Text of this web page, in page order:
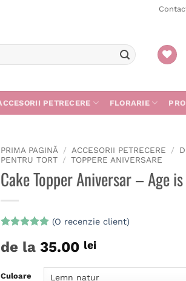
PETRECERE FLORARIE
PRIMA PAGINĂ / ACCESORII PETRECERE /
PENTRU TORT / TOPPERE ANIVERSARE
Cake Topper Aniversar – Age
5din 5 pe
baza unei
evaluări
(O recenzie client)
de la 35.00 lei
Culoare